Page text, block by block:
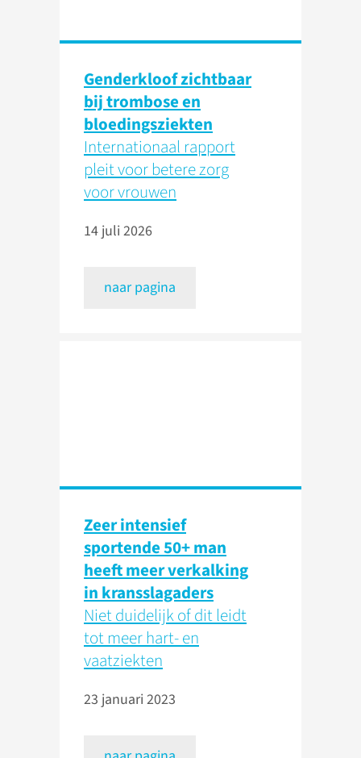
Genderkloof zichtbaar
bij trombose en
bloedingsziekten
Internationaal rapport
pleit voor betere zorg
voor vrouwen
14 juli 2026
naar pagina
Zeer intensief
sportende 50+ man
heeft meer verkalking
in kransslagaders
Niet duidelijk of dit leidt
tot meer hart- en
vaatziekten
23 januari 2023